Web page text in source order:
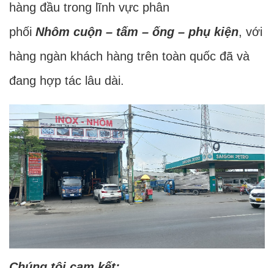
hàng đầu trong lĩnh vực phân
phối Nhôm cuộn – tấm – ống – phụ kiện, với
hàng ngàn khách hàng trên toàn quốc đã và
đang hợp tác lâu dài.